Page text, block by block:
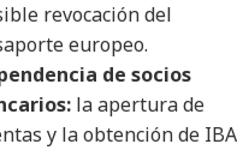
revocación del
europeo.
de socios
la apertura de
y la obtención de